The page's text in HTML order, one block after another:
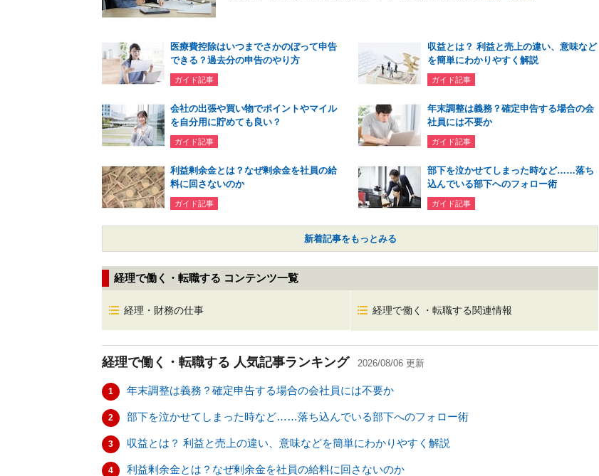
医療費控除はいつまでさかのぼって申告
できる？過去分の申告のやり方
ガイド記事
収益とは？ 利益と売上の違い、意味など
を簡単にわかりやすく解説
ガイド記事
会社の出張や買い物でポイントやマイル
を自分用に貯めても良い？
ガイド記事
年末調整は義務？確定申告する場合の会
社員には不要か
ガイド記事
利益剰余金とは？なぜ剰余金を社員の給
料に回さないのか
ガイド記事
部下を泣かせてしまった時など……落ち
込んでいる部下へのフォロー術
ガイド記事
新着記事をもっとみる
経理で働く・転職する コンテンツ一覧
経理・財務の仕事 経理で働く・転職する関連情報
経理で働く・転職する 人気記事ランキング 2026/08/06 更新
1 年末調整は義務？確定申告する場合の会社員には不要か
2 部下を泣かせてしまった時など……落ち込んでいる部下へのフォロー術
3 収益とは？ 利益と売上の違い、意味などを簡単にわかりやすく解説
4 利益剰余金とは？なぜ剰余金を社員の給料に回さないのか